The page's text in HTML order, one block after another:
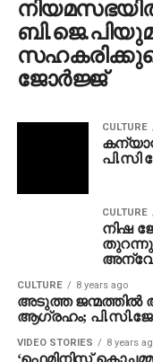
ജോര്‍ജ്ജ്
CULTURE
പി.സി
8 years ago
ആഗ്രഹം;
VIDEO STORIES 8 years
പഠിക്കാന്‍ എനിക്കു